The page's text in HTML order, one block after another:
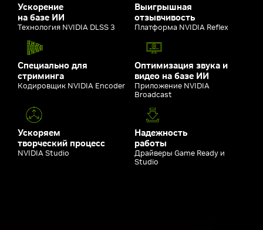
Ускорение
на базе ИИ
Технология NVIDIA DLSS 3
Выигрышная
отзывчивость
Платформа NVIDIA Reflex
Специально для
стриминга
Кодировщик NVIDIA Encoder
Оптимизация звука и
видео на базе ИИ
Приложение NVIDIA
Broadcast
Ускоряем
творческий процесс
NVIDIA Studio
Надежность
работы
Драйверы Game Ready и
Studio